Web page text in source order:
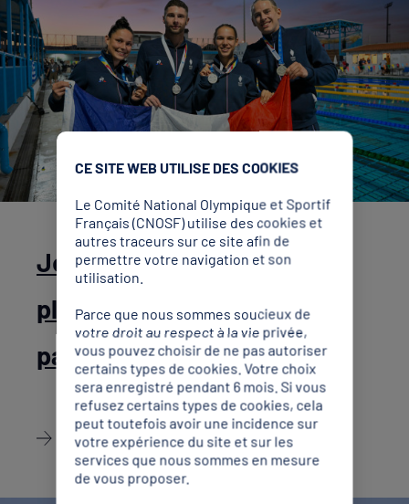
Jeux méditerranéens de
plage, jour 6 : la nage avec
palmes lance sa campagne
Découvrir
CE SITE WEB UTILISE DES COOKIES
Le Comité National Olympique et Sportif
Français (CNOSF) utilise des cookies et
autres traceurs sur ce site afin de
permettre votre navigation et son
utilisation.
Parce que nous sommes soucieux de
votre droit au respect à la vie privée,
vous pouvez choisir de ne pas autoriser
certains types de cookies. Votre choix
sera enregistré pendant 6 mois. Si vous
refusez certains types de cookies, cela
peut toutefois avoir une incidence sur
votre expérience du site et sur les
services que nous sommes en mesure
de vous proposer.